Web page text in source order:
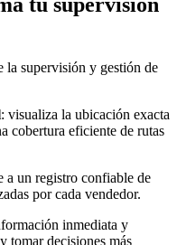
tu supervisión
la supervisión y gestión de
: visualiza la ubicación exacta
cobertura eficiente de rutas
a un registro confiable de
por cada vendedor.
inmediata y
tomar decisiones más